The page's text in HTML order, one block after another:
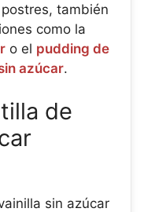
también
como la
o el pudding de
azúcar.
de
sin azúcar